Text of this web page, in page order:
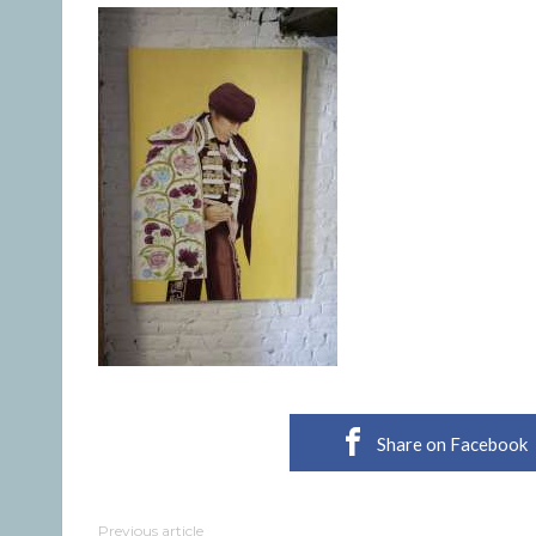
Share on Facebook
Previous article